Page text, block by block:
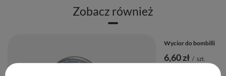
Zalety produktu ⭐
– trwała i odporna
– podwójne ścianki sprawiają,
Zobacz również
Wycior do bombilli
6,60 zł / szt.